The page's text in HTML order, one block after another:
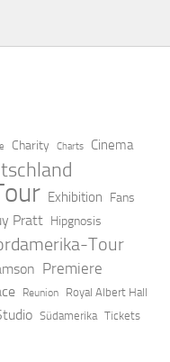
Charity Charts Cinema
Exhibition Fans
Pratt Hipgnosis
Tour
Premiere
Reunion Royal Albert Hall
Südamerika Tickets